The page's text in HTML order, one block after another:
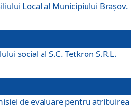
Local al Municipiului Braşov.
social al S.C. Tetkron S.R.L.
de evaluare pentru atribuirea